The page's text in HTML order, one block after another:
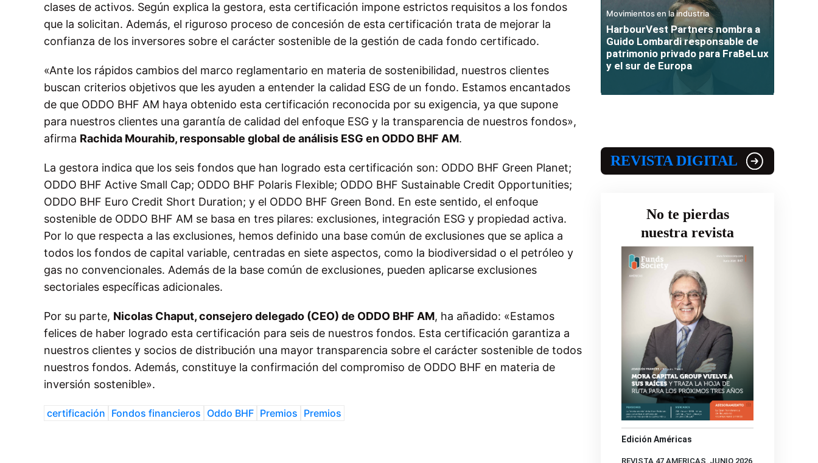
clases de activos. Según explica la gestora, esta certificación impone estrictos requisitos a los fondos
que la solicitan. Además, el riguroso proceso de concesión de esta certificación trata de mejorar la
confianza de los inversores sobre el carácter sostenible de la gestión de cada fondo certificado.
«Ante los rápidos cambios del marco reglamentario en materia de sostenibilidad, nuestros clientes
buscan criterios objetivos que les ayuden a entender la calidad ESG de un fondo. Estamos encantados
de que ODDO BHF AM haya obtenido esta certificación reconocida por su exigencia, ya que supone
para nuestros clientes una garantía de calidad del enfoque ESG y la transparencia de nuestros fondos»,
afirma Rachida Mourahib, responsable global de análisis ESG en ODDO BHF AM.
La gestora indica que los seis fondos que han logrado esta certificación son: ODDO BHF Green Planet;
ODDO BHF Active Small Cap; ODDO BHF Polaris Flexible; ODDO BHF Sustainable Credit Opportunities;
ODDO BHF Euro Credit Short Duration; y el ODDO BHF Green Bond. En este sentido, el enfoque
sostenible de ODDO BHF AM se basa en tres pilares: exclusiones, integración ESG y propiedad activa.
Por lo que respecta a las exclusiones, hemos definido una base común de exclusiones que se aplica a
todos los fondos de capital variable, centradas en siete aspectos, como la biodiversidad o el petróleo y
gas no convencionales. Además de la base común de exclusiones, pueden aplicarse exclusiones
sectoriales específicas adicionales.
Por su parte, Nicolas Chaput, consejero delegado (CEO) de ODDO BHF AM, ha añadido: «Estamos
felices de haber logrado esta certificación para seis de nuestros fondos. Esta certificación garantiza a
nuestros clientes y socios de distribución una mayor transparencia sobre el carácter sostenible de todos
nuestros fondos. Además, constituye la confirmación del compromiso de ODDO BHF en materia de
inversión sostenible».
certificación Fondos financieros Oddo BHF Premios Premios
Movimientos en la industria
HarbourVest Partners nombra a
Guido Lombardi responsable de
patrimonio privado para FraBeLux
y el sur de Europa
REVISTA DIGITAL
No te pierdas
nuestra revista
Edición Américas
REVISTA 47 AMERICAS, JUNIO 2026